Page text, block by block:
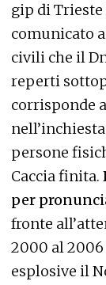
gip di
comunicato
civili che il
reperti
corrisponde
persone
Caccia finita.
per
fronte
2000 al
esplosive il